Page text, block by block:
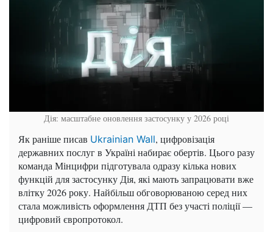
Дія: масштабне оновлення застосунку у 2026 році
Як раніше писав Ukrainian Wall, цифровізація
державних послуг в Україні набирає обертів. Цього разу
команда Мінцифри підготувала одразу кілька нових
функцій для застосунку Дія, які мають запрацювати вже
влітку 2026 року. Найбільш обговорюваною серед них
стала можливість оформлення ДТП без участі поліції —
цифровий європротокол.